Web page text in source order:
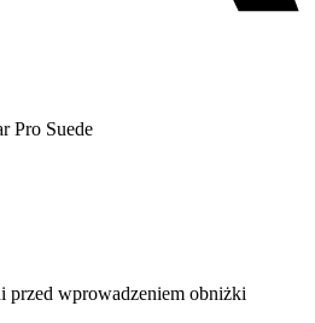
Pro Suede
przed wprowadzeniem obniżki